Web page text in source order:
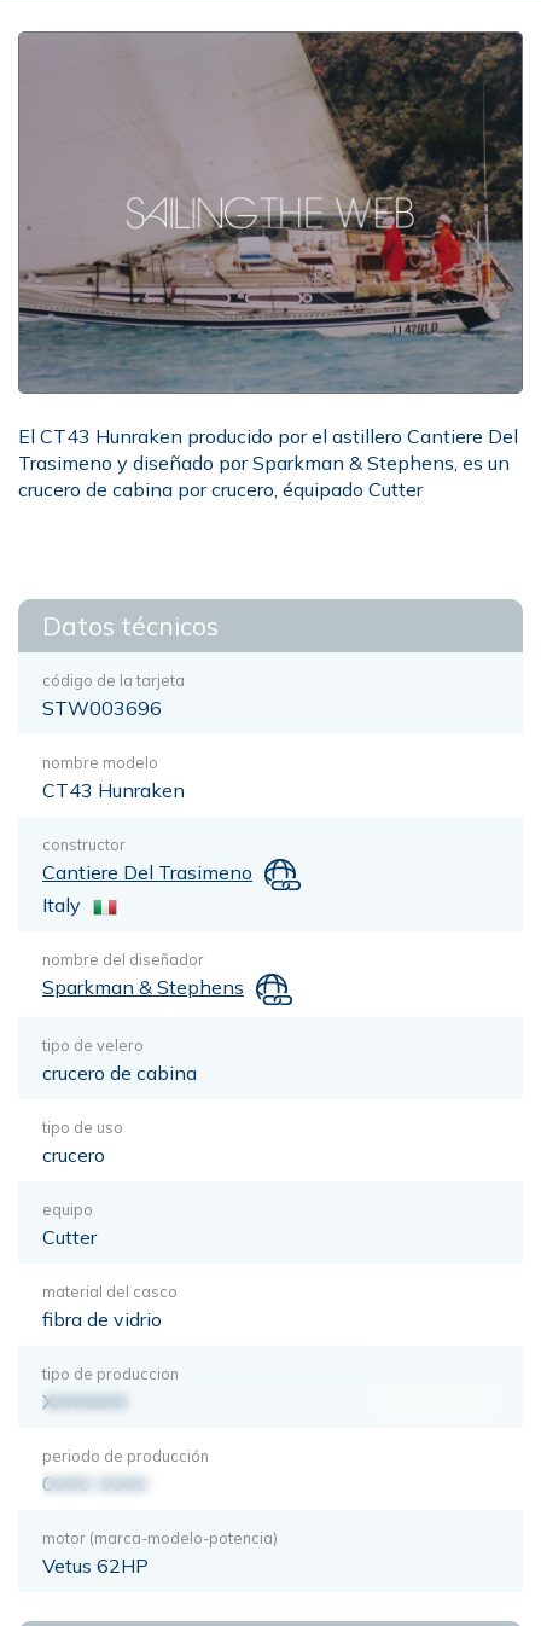
El CT43 Hunraken producido por el astillero Cantiere Del
Trasimeno y diseñado por Sparkman & Stephens, es un
crucero de cabina por crucero, équipado Cutter
Datos técnicos
código de la tarjeta
STW003696
nombre modelo
CT43 Hunraken
constructor
Cantiere Del Trasimeno
Italy
nombre del diseñador
Sparkman & Stephens
tipo de velero
crucero de cabina
tipo de uso
crucero
equipo
Cutter
material del casco
fibra de vidrio
tipo de produccion
XXXXXXX
periodo de producción
0000-0000
motor (marca-modelo-potencia)
Vetus 62HP